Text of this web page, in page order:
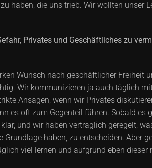
haben, die uns trieb. Wir wollten unser
Privates und Geschäftliches zu
Wunsch nach geschäftlicher Freiheit
Wir kommunizieren ja auch täglich
Ansagen, wenn wir Privates
es oft zum Gegenteil führen. Sobald es
und wir haben vertraglich geregelt,
haben, zu entscheiden. Aber
viel lernen und aufgrund eben dieser